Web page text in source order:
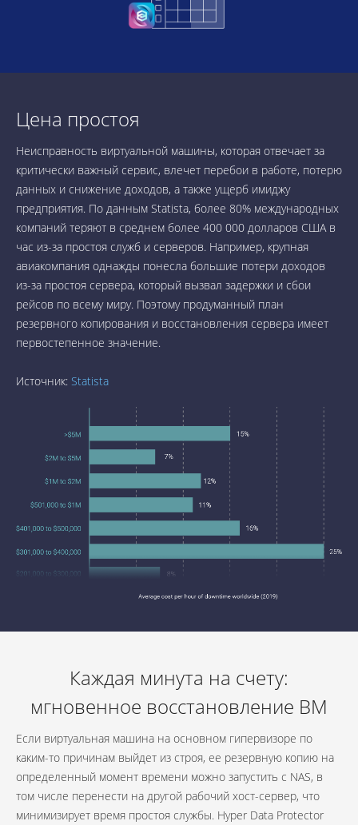
Цена простоя
Неисправность виртуальной машины, которая отвечает за
критически важный сервис, влечет перебои в работе, потерю
данных и снижение доходов, а также ущерб имиджу
предприятия. По данным Statista, более 80% международных
компаний теряют в среднем более 400 000 долларов США в
час из-за простоя служб и серверов. Например, крупная
авиакомпания однажды понесла большие потери доходов
из-за простоя сервера, который вызвал задержки и сбои
рейсов по всему миру. Поэтому продуманный план
резервного копирования и восстановления сервера имеет
первостепенное значение.
Источник: Statista
Каждая минута на счету:
мгновенное восстановление ВМ
Если виртуальная машина на основном гипервизоре по
каким-то причинам выйдет из строя, ее резервную копию на
определенный момент времени можно запустить с NAS, в
том числе перенести на другой рабочий хост-сервер, что
минимизирует время простоя службы. Hyper Data Protector